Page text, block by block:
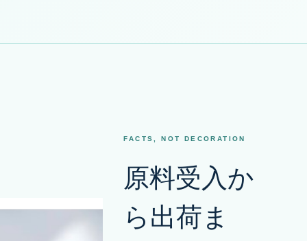
FACTS, NOT DECORATION
原料受入か
ら出荷ま